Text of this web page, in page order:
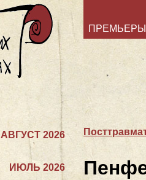
ПРЕМЬЕРЫ
АВГУСТ 2026
ИЮЛЬ 2026